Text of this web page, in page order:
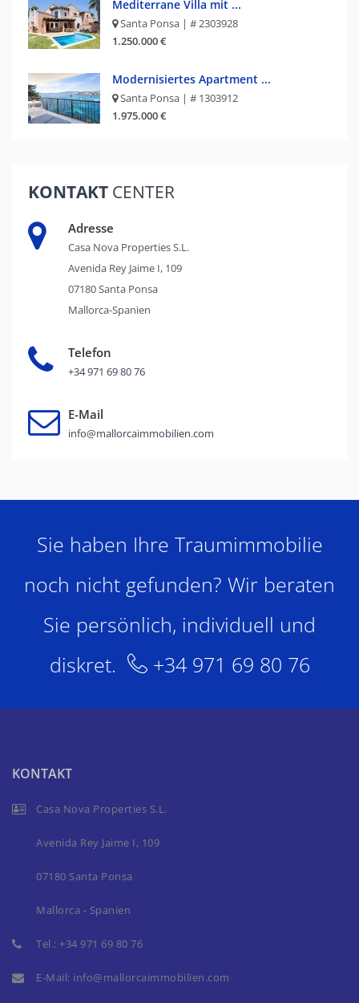
Mediterrane Villa mit ...
Santa Ponsa | # 2303928
1.250.000 €
Modernisiertes Apartment ...
Santa Ponsa | # 1303912
1.975.000 €
KONTAKT CENTER
Adresse
Casa Nova Properties S.L.
Avenida Rey Jaime I, 109
07180 Santa Ponsa
Mallorca-Spanien
Telefon
+34 971 69 80 76
E-Mail
info@mallorcaimmobilien.com
Sie haben Ihre Traumimmobilie
noch nicht gefunden? Wir beraten
Sie persönlich, individuell und
diskret.
+34 971 69 80 76
KONTAKT
Casa Nova Properties S.L.
Avenida Rey Jaime I, 109
07180 Santa Ponsa
Mallorca - Spanien
Tel.: +34 971 69 80 76
E-Mail: info@mallorcaimmobilien.com